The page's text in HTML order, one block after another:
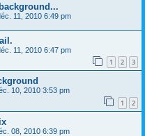
11, 2010 6:49 pm
11, 2010 6:47 pm
1 2 3
10, 2010 3:53 pm
1 2
08, 2010 6:39 pm